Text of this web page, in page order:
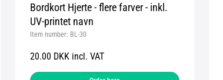
Bordkort Hjerte - flere farver - inkl.
UV-printet navn
Item number: BL-30
20.00 DKK incl. VAT